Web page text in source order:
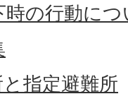
の行動につ
指定避難所